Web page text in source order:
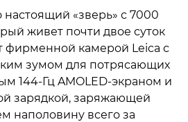
цена
составляла
67
990 ₽.
цена:
62
990 ₽.
настоящий «зверь» с 7000
живет почти двое суток
фирменной камерой Leica с
зумом для потрясающих
144-Гц AMOLED-экраном и
зарядкой, заряжающей
наполовину всего за